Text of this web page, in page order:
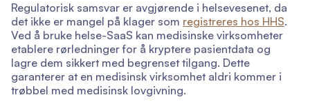
Regulatorisk samsvar er avgjørende i helsevesenet, da
det ikke er mangel på klager som registreres hos HHS.
Ved å bruke helse-SaaS kan medisinske virksomheter
etablere rørledninger for å kryptere pasientdata og
lagre dem sikkert med begrenset tilgang. Dette
garanterer at en medisinsk virksomhet aldri kommer i
trøbbel med medisinsk lovgivning.